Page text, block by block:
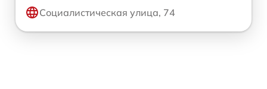
Социалистическая улица, 74